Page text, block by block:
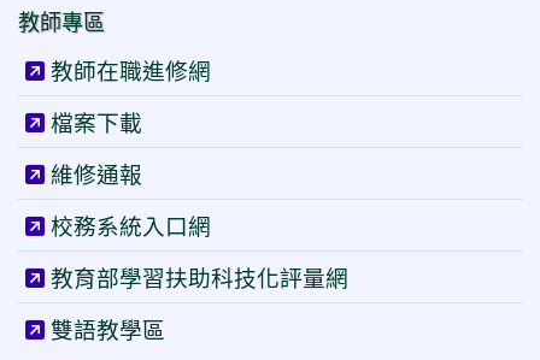
教師專區
教師在職進修網
檔案下載
維修通報
校務系統入口網
教育部學習扶助科技化評量網
雙語教學區